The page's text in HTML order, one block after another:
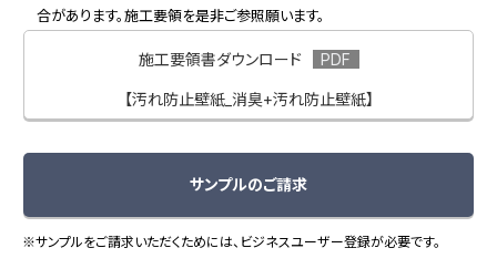
合があります。施工要領を是非ご参照願います。
施工要領書ダウンロード
【汚れ防止壁紙_消臭+汚れ防止壁紙】
サンプルのご請求
※サンプルをご請求いただくためには、ビジネスユーザー登録が必要です。